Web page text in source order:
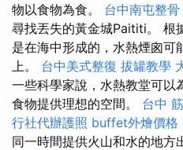
物以食物為食。 台中南屯整骨
尋找丟失的黃金城Paititi。 根
是在海中形成的，水熱煙囪可
上。 台中美式整復 拔罐教學
一些科學家說，水熱教堂可以
食物提供理想的空間。 台中
行社代辦護照 buffet外燴價格
同一時間提供火山和水的地方